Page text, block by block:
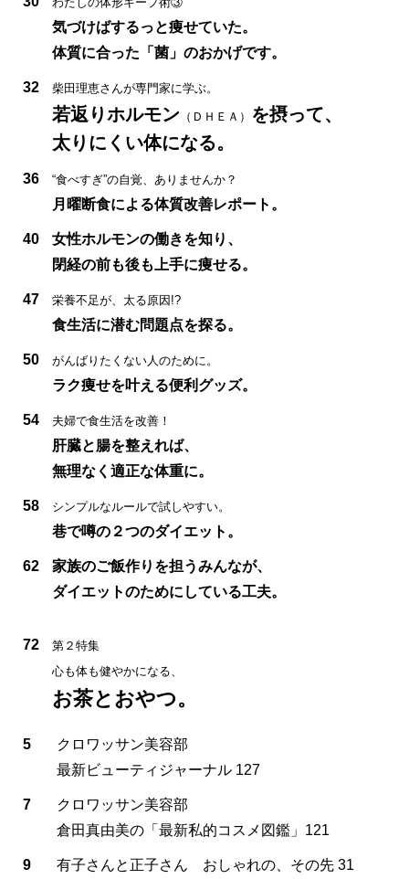
気づけばするっと痩せていた。
体質に合った「菌」のおかげです。
32 柴田理恵さんが専門家に学ぶ。
若返りホルモン （ＤＨＥＡ）
を摂って、
太りにくい体になる。
36 “食べすぎ”の自覚、ありませんか？
月曜断食による体質改善レポート。
40
女性ホルモンの働きを知り、
閉経の前も後も上手に痩せる。
47 栄養不足が、太る原因!?
食生活に潜む問題点を探る。
50 がんばりたくない人のために。
ラク痩せを叶える便利グッズ。
54 夫婦で食生活を改善！
肝臓と腸を整えれば、
無理なく適正な体重に。
58 シンプルなルールで試しやすい。
巷で噂の２つのダイエット。
62
家族のご飯作りを担うみんなが、
ダイエットのためにしている工夫。
72
第２特集
心も体も健やかになる、
お茶とおやつ。
5
クロワッサン美容部
最新ビューティジャーナル 127
7
クロワッサン美容部
倉田真由美の「最新私的コスメ図鑑」121
9 有子さんと正子さん おしゃれの、その先 31